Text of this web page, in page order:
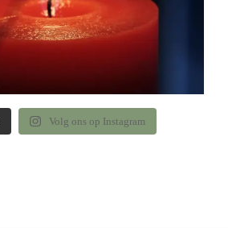
Volg ons op Instagram